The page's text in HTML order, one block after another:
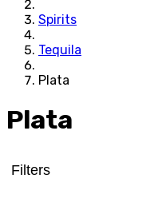
Spirits
Tequila
Plata
Plata
Filters